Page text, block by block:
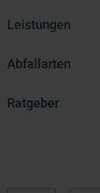
Leistungen
Abfallarten
Ratgeber